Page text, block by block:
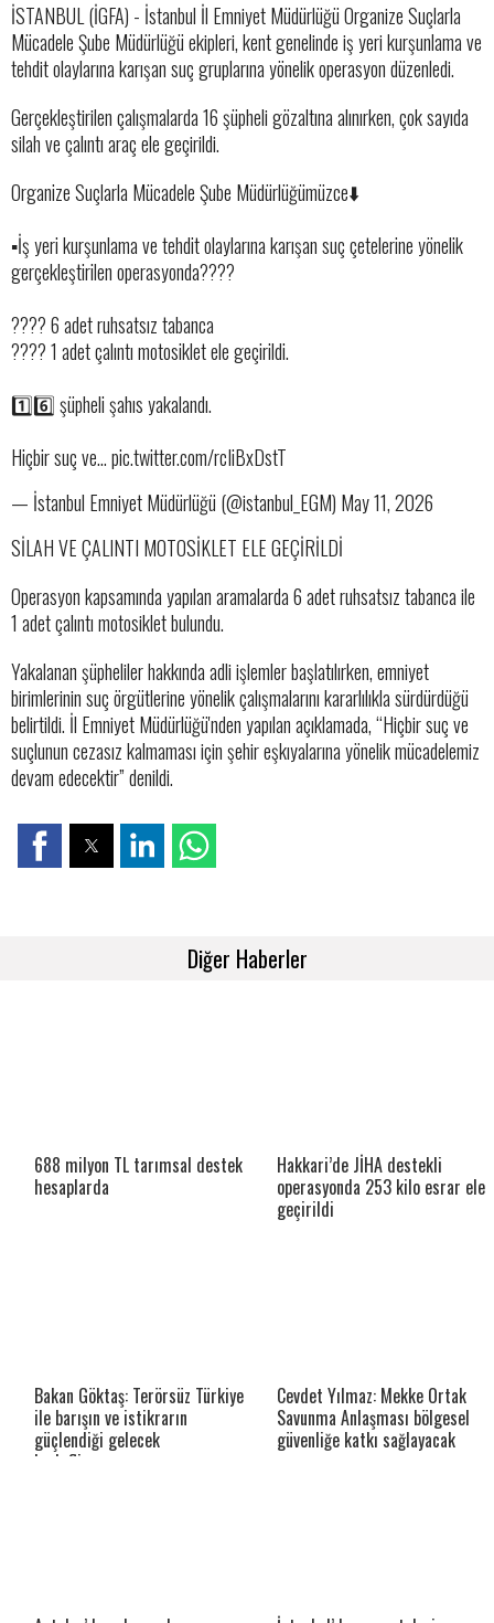
İSTANBUL (İGFA) - İstanbul İl Emniyet Müdürlüğü Organize Suçlarla
Mücadele Şube Müdürlüğü ekipleri, kent genelinde iş yeri kurşunlama ve
tehdit olaylarına karışan suç gruplarına yönelik operasyon düzenledi.
Gerçekleştirilen çalışmalarda 16 şüpheli gözaltına alınırken, çok sayıda
silah ve çalıntı araç ele geçirildi.
Organize Suçlarla Mücadele Şube Müdürlüğümüzce⬇️
▪️İş yeri kurşunlama ve tehdit olaylarına karışan suç çetelerine yönelik
gerçekleştirilen operasyonda????
???? 6 adet ruhsatsız tabanca
???? 1 adet çalıntı motosiklet ele geçirildi.
1️⃣6️⃣ şüpheli şahıs yakalandı.
Hiçbir suç ve… pic.twitter.com/rcIiBxDstT
— İstanbul Emniyet Müdürlüğü (@istanbul_EGM) May 11, 2026
SİLAH VE ÇALINTI MOTOSİKLET ELE GEÇİRİLDİ
Operasyon kapsamında yapılan aramalarda 6 adet ruhsatsız tabanca ile
1 adet çalıntı motosiklet bulundu.
Yakalanan şüpheliler hakkında adli işlemler başlatılırken, emniyet
birimlerinin suç örgütlerine yönelik çalışmalarını kararlılıkla sürdürdüğü
belirtildi. İl Emniyet Müdürlüğü'nden yapılan açıklamada, “Hiçbir suç ve
suçlunun cezasız kalmaması için şehir eşkıyalarına yönelik mücadelemiz
devam edecektir” denildi.
Diğer Haberler
688 milyon TL tarımsal destek
hesaplarda
Hakkari’de JİHA destekli
operasyonda 253 kilo esrar ele
geçirildi
Bakan Göktaş: Terörsüz Türkiye
ile barışın ve istikrarın
güçlendiği gelecek
hedefliyoruz
Cevdet Yılmaz: Mekke Ortak
Savunma Anlaşması bölgesel
güvenliğe katkı sağlayacak